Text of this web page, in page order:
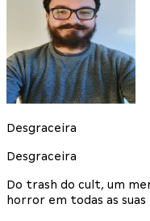
Desgraceira
Desgraceira
Do trash do cult, um
horror em todas as